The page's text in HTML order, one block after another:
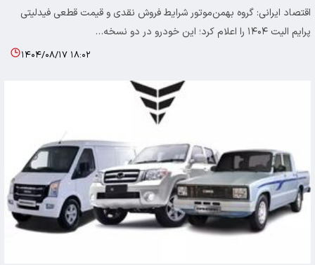
اقتصاد ایرانی: گروه بهمن‌موتور شرایط فروش نقدی و قیمت قطعی فیدلیتی
پرایم الیت ۱۴۰۴ را اعلام کرد؛ این خودرو در دو نسخه…
۱۴۰۴/۰۸/۱۷ ۱۸:۰۲